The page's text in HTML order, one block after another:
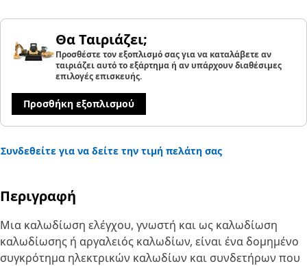
Θα Ταιριάζει;
Προσθέστε τον εξοπλισμό σας για να καταλάβετε αν
ταιριάζει αυτό το εξάρτημα ή αν υπάρχουν διαθέσιμες
επιλογές επισκευής.
Προσθήκη εξοπλισμού
Συνδεθείτε για να δείτε την τιμή πελάτη σας
Περιγραφή
Μια καλωδίωση ελέγχου, γνωστή και ως καλωδίωση
καλωδίωσης ή αργαλειός καλωδίων, είναι ένα δομημένο
συγκρότημα ηλεκτρικών καλωδίων και συνδετήρων που